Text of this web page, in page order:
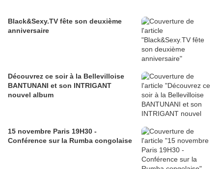
Black&Sexy.TV fête son deuxième
anniversaire
Découvrez ce soir à la Bellevilloise
BANTUNANI et son INTRIGANT
nouvel album
15 novembre Paris 19H30 -
Conférence sur la Rumba congolaise